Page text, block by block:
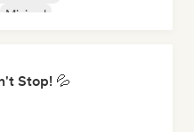
Minimal
Stop! 💦